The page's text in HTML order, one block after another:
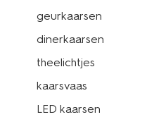
geurkaarsen
dinerkaarsen
theelichtjes
kaarsvaas
LED kaarsen